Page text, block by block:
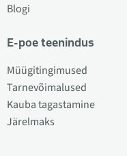
Blogi
E-poe teenindus
Müügitingimused
Tarnevõimalused
Kauba tagastamine
Järelmaks